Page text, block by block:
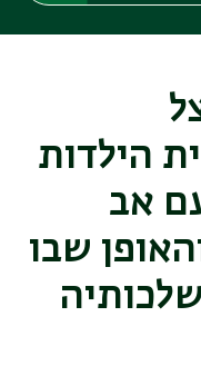
הילדות
אב
שבו